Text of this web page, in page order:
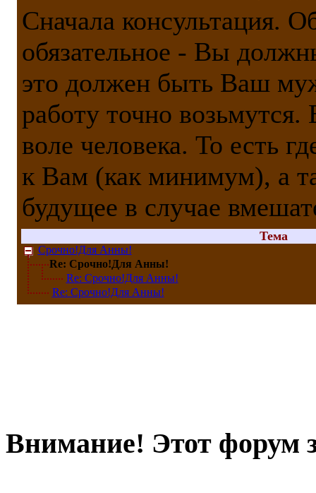
Сначала консультация.
обязательное - Вы
это должен быть Ваш
работу точно
воле человека. То есть
к Вам (как минимум), а
будущее в случае
Тема
Срочно!Для Анны!
Re: Срочно!Для Анны!
Re: Срочно!Для Анны!
Re: Срочно!Для Анны!
Внимание! Этот форум